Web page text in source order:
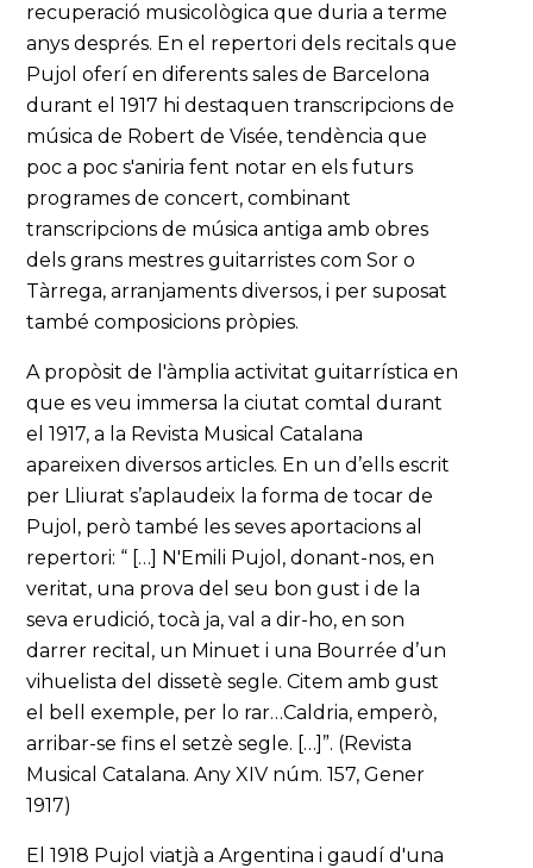
recuperació musicològica que duria a terme
anys després. En el repertori dels recitals que
Pujol oferí en diferents sales de Barcelona
durant el 1917 hi destaquen transcripcions de
música de Robert de Visée, tendència que
poc a poc s'aniria fent notar en els futurs
programes de concert, combinant
transcripcions de música antiga amb obres
dels grans mestres guitarristes com Sor o
Tàrrega, arranjaments diversos, i per suposat
també composicions pròpies.
A propòsit de l'àmplia activitat guitarrística en
que es veu immersa la ciutat comtal durant
el 1917, a la Revista Musical Catalana
apareixen diversos articles. En un d’ells escrit
per Lliurat s’aplaudeix la forma de tocar de
Pujol, però també les seves aportacions al
repertori: “ […] N'Emili Pujol, donant-nos, en
veritat, una prova del seu bon gust i de la
seva erudició, tocà ja, val a dir-ho, en son
darrer recital, un Minuet i una Bourrée d’un
vihuelista del dissetè segle. Citem amb gust
el bell exemple, per lo rar…Caldria, emperò,
arribar-se fins el setzè segle. […]”. (Revista
Musical Catalana. Any XIV núm. 157, Gener
1917)
El 1918 Pujol viatjà a Argentina i gaudí d'una